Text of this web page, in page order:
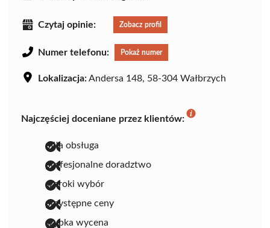
Czytaj opinie: Zobacz profil
Numer telefonu: Pokaż numer
Lokalizacja:Andersa 148, 58-304 Wałbrzych
Najczęściej doceniane przez klientów:
miła obsługa
profesjonalne doradztwo
szeroki wybór
przystępne ceny
szybka wycena